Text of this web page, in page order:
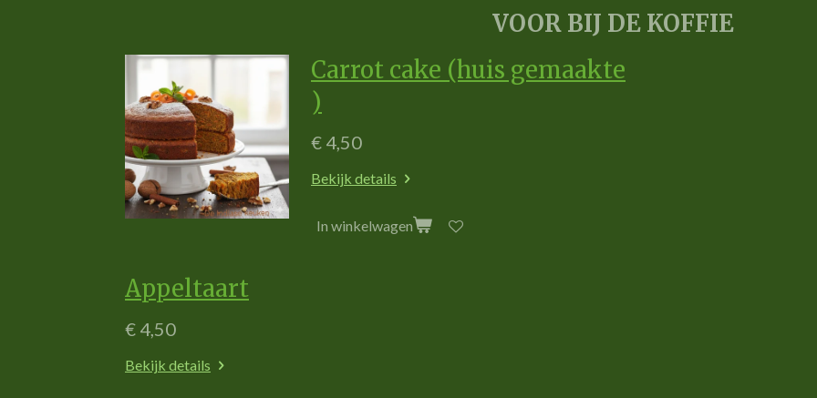
VOOR BIJ DE KOFFIE
Carrot cake (huis gemaakte
)
€ 4,50
Bekijk details
In winkelwagen
Appeltaart
€ 4,50
Bekijk details